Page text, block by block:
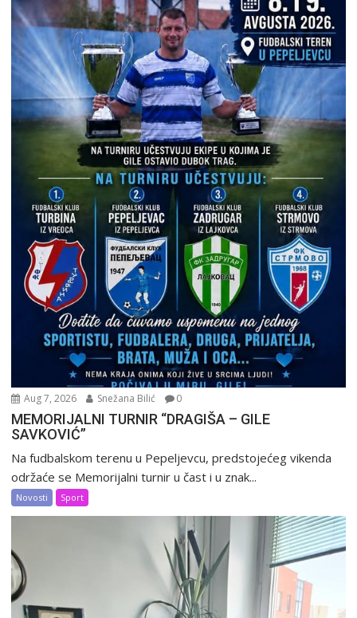
Aug 7, 2026 Snežana Bilić 0
MEMORIJALNI TURNIR “DRAGIŠA – GILE
SAVKOVIĆ”
Na fudbalskom terenu u Pepeljevcu, predstojećeg vikenda
održaće se Memorijalni turnir u čast i u znak...
Novosti Sport